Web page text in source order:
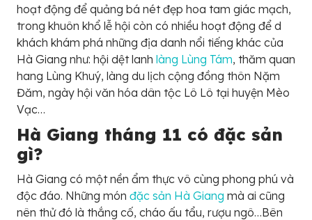
hoạt động để quảng bá nét đẹp hoa tam giác mạch,
trong khuôn khổ lễ hội còn có nhiều hoạt động để d
khách khám phá những địa danh nổi tiếng khác của
Hà Giang như: hội dệt lanh làng Lùng Tám, thăm quan
hang Lùng Khuý, làng du lịch cộng đồng thôn Nặm
Đăm, ngày hội văn hóa dân tộc Lô Lô tại huyện Mèo
Vạc…
Hà Giang tháng 11 có đặc sản
gì?
Hà Giang có một nền ẩm thực vô cùng phong phú và
độc đáo. Những món đặc sản Hà Giang mà ai cũng
nên thử đó là thắng cố, cháo ấu tẩu, rượu ngô…Bên